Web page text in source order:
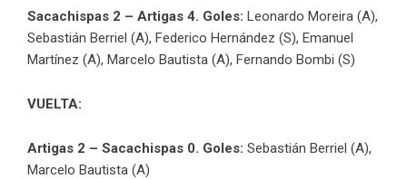
Sacachispas 2 – Artigas 4. Goles: Leonardo Moreira (A),
Sebastián Berriel (A), Federico Hernández (S), Emanuel
Martínez (A), Marcelo Bautista (A), Fernando Bombi (S)
VUELTA:
Artigas 2 – Sacachispas 0. Goles: Sebastián Berriel (A),
Marcelo Bautista (A)